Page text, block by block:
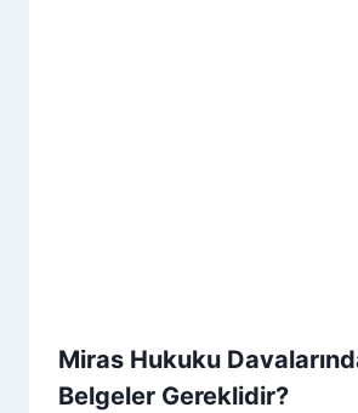
Miras Hukuku
Belgeler Gereklidir?